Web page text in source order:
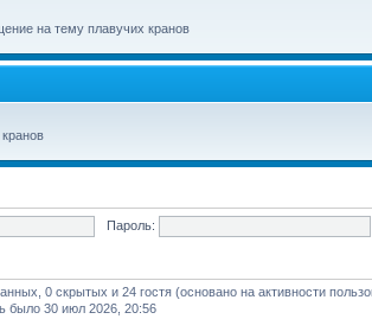
на тему плавучих кранов
Пароль:
0 скрытых и 24 гостя (основано на активности
было 30 июл 2026, 20:56